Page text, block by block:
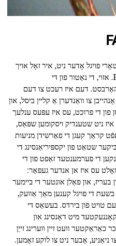
פויגל אָדער ניט, איר זאָל אויך
זאָגן זיי וועגן אַ ביסל שפּאַס Facts. אזוי, די נאַטור פון די
דעם איז רעכט צו דעם
צו וואַנדערן אַ קליין ביסל, און
פון די פרוכט, עס איז עפּעס ענלעך
ניט שטענדיק ויסקומען שפּאַס,
קראַך קעגן די פאַרשידן מניעות
שטאַט פון יקספּיריאַנסינג די
די פערמענטעד זאַפט פון די
עס איז אן אנדער געפאַר:
בעריז, און פאַלן אונטער די ביימער
די פויגל קענען מאַך אַוועק,
טויט פון בירדס. בעשאַס די
קאָננעקטעד מיט דאַנסינג און
כאַראַקטער וועט זיין ווערינג זייַן
אָבער ניט צו לוקע זאָמען.